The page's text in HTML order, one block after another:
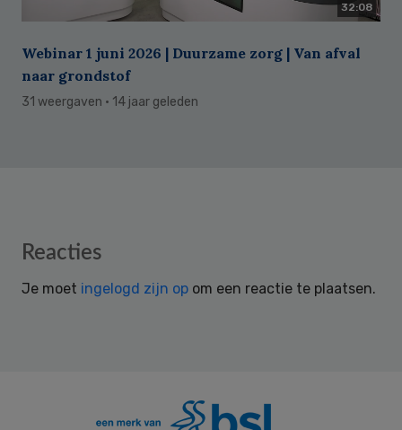
32:08
Webinar 1 juni 2026 | Duurzame zorg | Van afval
naar grondstof
31 weergaven · 14 jaar geleden
Reader
Reacties
Je moet ingelogd zijn op om een reactie te plaatsen.